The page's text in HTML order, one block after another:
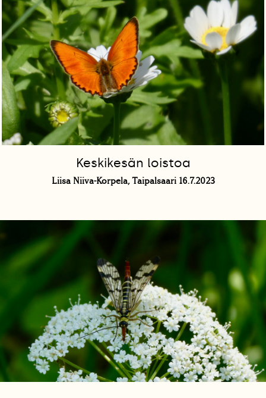
Keskikesän loistoa
Liisa Niiva-Korpela, Taipalsaari 16.7.2023